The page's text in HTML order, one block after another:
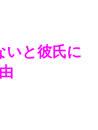
いと彼氏に